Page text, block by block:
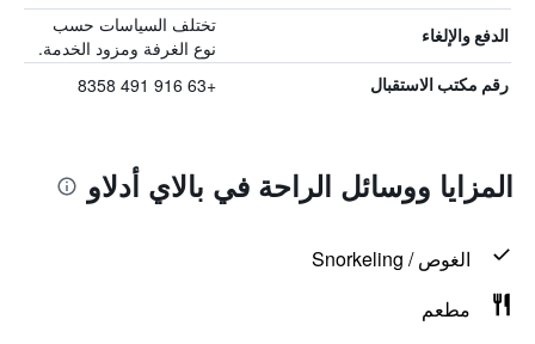
الدفع والإلغاء
تختلف السياسات حسب
نوع الغرفة ومزود الخدمة.
رقم مكتب الاستقبال +63 916 491 8358
المزايا ووسائل الراحة في بالاي أدلاو
الغوص / Snorkeling
مطعم